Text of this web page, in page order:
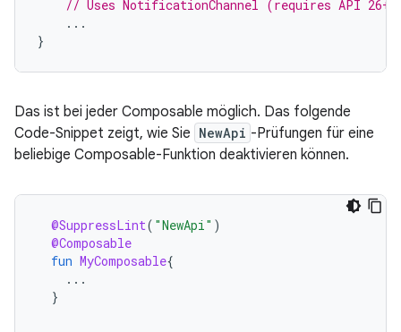
// Uses NotificationChannel (requires API 26+)
...
}
Das ist bei jeder Composable möglich. Das folgende
Code-Snippet zeigt, wie Sie NewApi -Prüfungen für eine
beliebige Composable-Funktion deaktivieren können.
@SuppressLint( "NewApi" )
@Composable
fun MyComposable{
...
}